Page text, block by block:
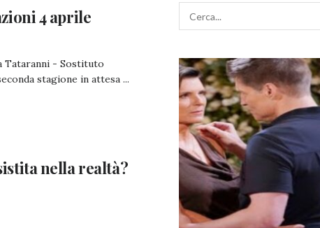
4 aprile
Tataranni - Sostituto
stagione in attesa ...
nella realtà?